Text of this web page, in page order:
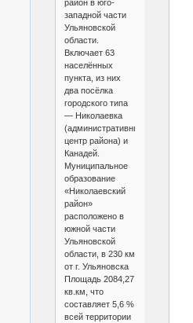
район в юго-
западной части
Ульяновской
области.
Включает 63
населённых
пункта, из них
два посёлка
городского типа
— Николаевка
(административный
центр района) и
Канадей.
Муниципальное
образование
«Николаевский
район»
расположено в
южной части
Ульяновской
области, в 230 км
от г. Ульяновска
Площадь 2084,27
кв.км, что
составляет 5,6 %
всей территории